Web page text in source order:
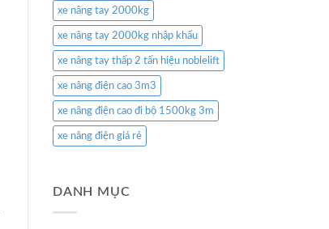
xe nâng tay 2000kg
xe nâng tay 2000kg nhập khẩu
xe nâng tay thấp 2 tấn hiệu noblelift
xe nâng điện cao 3m3
xe nâng điện cao đi bộ 1500kg 3m
xe nâng điện giá rẻ
DANH MỤC